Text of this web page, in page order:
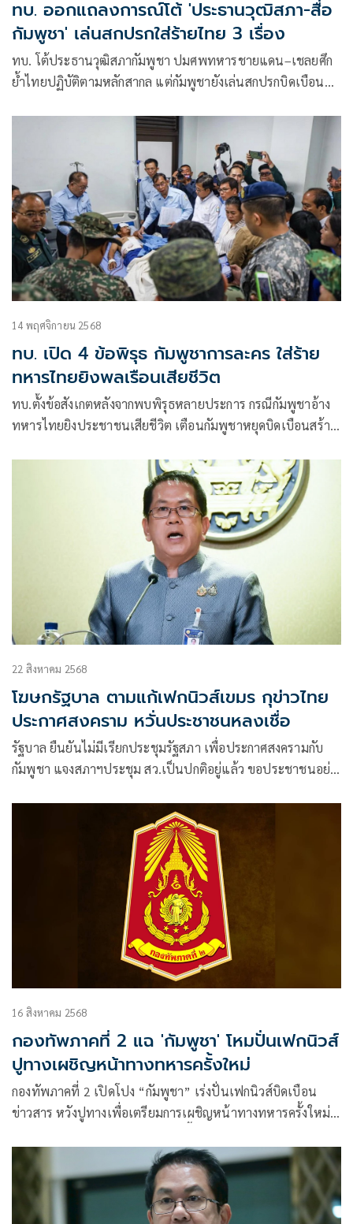
ทบ. ออกแถลงการณ์โต้ 'ประธานวุฒิสภา-สื่อ
กัมพูชา' เล่นสกปรกใส่ร้ายไทย 3 เรื่อง
ทบ. โต้ประธานวุฒิสภากัมพูชา ปมศพทหารชายแดน–เชลยศึก
ย้ำไทยปฏิบัติตามหลักสากล แต่กัมพูชายังเล่นสกปรกบิดเบือน
ทำลายชื่อเสียงทหารไทย
14 พฤศจิกายน 2568
ทบ. เปิด 4 ข้อพิรุธ กัมพูชาการละคร ใส่ร้าย
ทหารไทยยิงพลเรือนเสียชีวิต
ทบ.ตั้งข้อสังเกตหลังจากพบพิรุธหลายประการ กรณีกัมพูชาอ้าง
ทหารไทยยิงประชาชนเสียชีวิต เตือนกัมพูชาหยุดบิดเบือนสร้าง
22 สิงหาคม 2568
โฆษกรัฐบาล ตามแก้เฟกนิวส์เขมร กุข่าวไทย
ประกาศสงคราม หวั่นประชาชนหลงเชื่อ
รัฐบาล ยืนยันไม่มีเรียกประชุมรัฐสภา เพื่อประกาศสงครามกับ
กัมพูชา แจงสภาฯประชุม สว.เป็นปกติอยู่แล้ว ขอประชาชนอย่า
16 สิงหาคม 2568
กองทัพภาคที่ 2 แฉ 'กัมพูชา' โหมปั่นเฟกนิวส์
ปูทางเผชิญหน้าทางทหารครั้งใหม่
กองทัพภาคที่ 2 เปิดโปง “กัมพูชา” เร่งปั่นเฟกนิวส์บิดเบือน
ข่าวสาร หวังปูทางเพื่อเตรียมการเผชิญหน้าทางทหารครั้งใหม่
พร้อมนำข้อมูลรายงานต่อรัฐบาลของตนเอง รวมถึงเผยแพร่
ความจริงต่อไป